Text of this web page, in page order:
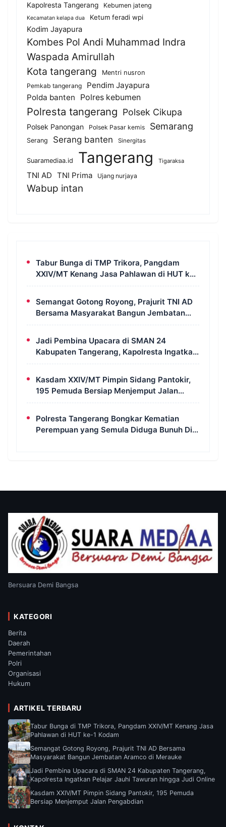
Kapolresta Tangerang Kebumen jateng
Kecamatan kelapa dua Ketum feradi wpi
Kodim Jayapura
Kombes Pol Andi Muhammad Indra
Waspada Amirullah
Kota tangerang
Mentri nusron
Pemkab tangerang
Pendim Jayapura
Polda banten
Polres kebumen
Polresta tangerang Polsek Cikupa
Polsek Panongan Polsek Pasar kemis Semarang
Serang Serang banten Sinergitas
Suaramediaa.id Tangerang Tigaraksa
TNI AD TNI Prima Ujang nurjaya
Wabup intan
Tabur Bunga di TMP Trikora, Pangdam
XXIV/MT Kenang Jasa Pahlawan di HUT ke-
1 Kodam
Semangat Gotong Royong, Prajurit TNI AD
Bersama Masyarakat Bangun Jembatan
Aramco di Merauke
Jadi Pembina Upacara di SMAN 24
Kabupaten Tangerang, Kapolresta Ingatkan
Pelajar Jauhi Tawuran hingga Judi Online
Kasdam XXIV/MT Pimpin Sidang Pantokir,
195 Pemuda Bersiap Menjemput Jalan
Pengabdian
Polresta Tangerang Bongkar Kematian
Perempuan yang Semula Diduga Bunuh Diri,
Bersuara Demi Bangsa
KATEGORI
Berita
Daerah
Pemerintahan
Polri
Organisasi
Hukum
ARTIKEL TERBARU
Tabur Bunga di TMP Trikora, Pangdam XXIV/MT Kenang Jasa
Pahlawan di HUT ke-1 Kodam
Semangat Gotong Royong, Prajurit TNI AD Bersama
Masyarakat Bangun Jembatan Aramco di Merauke
Jadi Pembina Upacara di SMAN 24 Kabupaten Tangerang,
Kapolresta Ingatkan Pelajar Jauhi Tawuran hingga Judi Online
Kasdam XXIV/MT Pimpin Sidang Pantokir, 195 Pemuda
Bersiap Menjemput Jalan Pengabdian